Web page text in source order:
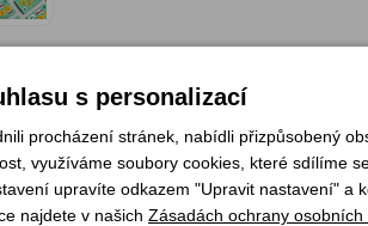
naši skauti a skautky.
s personalizací
procházení stránek, nabídli přizpůsobený
využíváme soubory cookies, které sdílíme
upravíte odkazem "Upravit nastavení" a
najdete v našich Zásadách ochrany osobních